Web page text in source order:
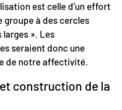
est celle d’un effort
groupe à des cercles
larges ». Les
seraient donc une
de notre affectivité.
construction de la